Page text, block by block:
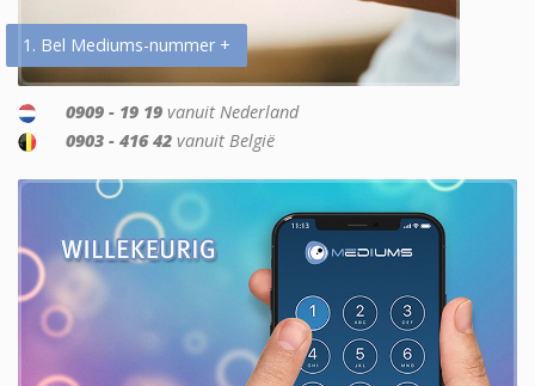
1. Bel Mediums-nummer +
0909 - 19 19 vanuit Nederland
0903 - 416 42 vanuit België